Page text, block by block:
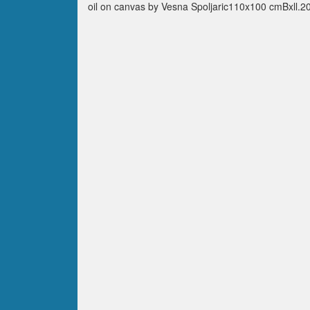
oil on canvas by Vesna Spoljaric110x100